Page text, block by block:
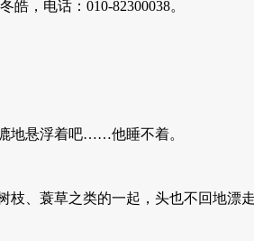
，电话：010-82300038。
地悬浮着吧……他睡不着。
、蓑草之类的一起，头也不回地漂